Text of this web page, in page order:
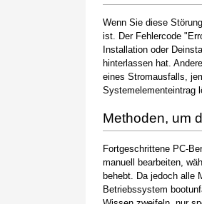
Wenn Sie diese
ist. Der Fehlercode
Installation oder
hinterlassen hat.
eines Stromausfalls,
Systemelementeintrag
Methoden, um
Fortgeschrittene PC-
manuell bearbeiten,
behebt. Da jedoch alle
Betriebssystem